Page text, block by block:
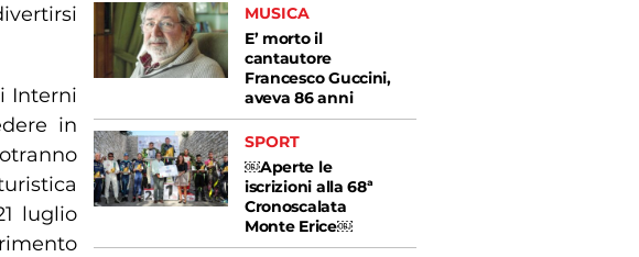
Interni
in
luglio
MUSICA
E’ morto il
cantautore
Francesco Guccini,
aveva 86 anni
SPORT
￼Aperte le
iscrizioni alla 68ª
Cronoscalata
Monte Erice￼